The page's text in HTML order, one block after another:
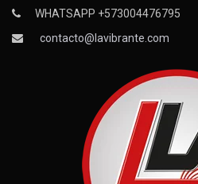
WHATSAPP +573004476795
contacto@lavibrante.com